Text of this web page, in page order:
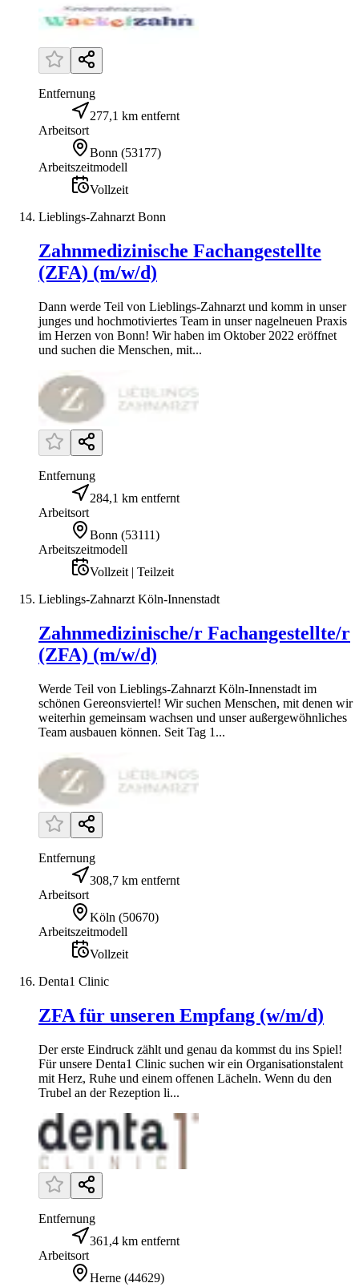
Entfernung
277,1 km entfernt
Arbeitsort
Bonn (53177)
Arbeitszeitmodell
Vollzeit
Lieblings-Zahnarzt Bonn
Zahnmedizinische Fachangestellte
(ZFA) (m/w/d)
Dann werde Teil von Lieblings-Zahnarzt und komm in unser
junges und hochmotiviertes Team in unser nagelneuen Praxis
im Herzen von Bonn! Wir haben im Oktober 2022 eröffnet
und suchen die Menschen, mit...
Entfernung
284,1 km entfernt
Arbeitsort
Bonn (53111)
Arbeitszeitmodell
Vollzeit | Teilzeit
Lieblings-Zahnarzt Köln-Innenstadt
Zahnmedizinische/r Fachangestellte/r
(ZFA) (m/w/d)
Werde Teil von Lieblings-Zahnarzt Köln-Innenstadt im
schönen Gereonsviertel! Wir suchen Menschen, mit denen wir
weiterhin gemeinsam wachsen und unser außergewöhnliches
Team ausbauen können. Seit Tag 1...
Entfernung
308,7 km entfernt
Arbeitsort
Köln (50670)
Arbeitszeitmodell
Vollzeit
Denta1 Clinic
ZFA für unseren Empfang (w/m/d)
Der erste Eindruck zählt und genau da kommst du ins Spiel!
Für unsere Denta1 Clinic suchen wir ein Organisationstalent
mit Herz, Ruhe und einem offenen Lächeln. Wenn du den
Trubel an der Rezeption li...
Entfernung
361,4 km entfernt
Arbeitsort
Herne (44629)